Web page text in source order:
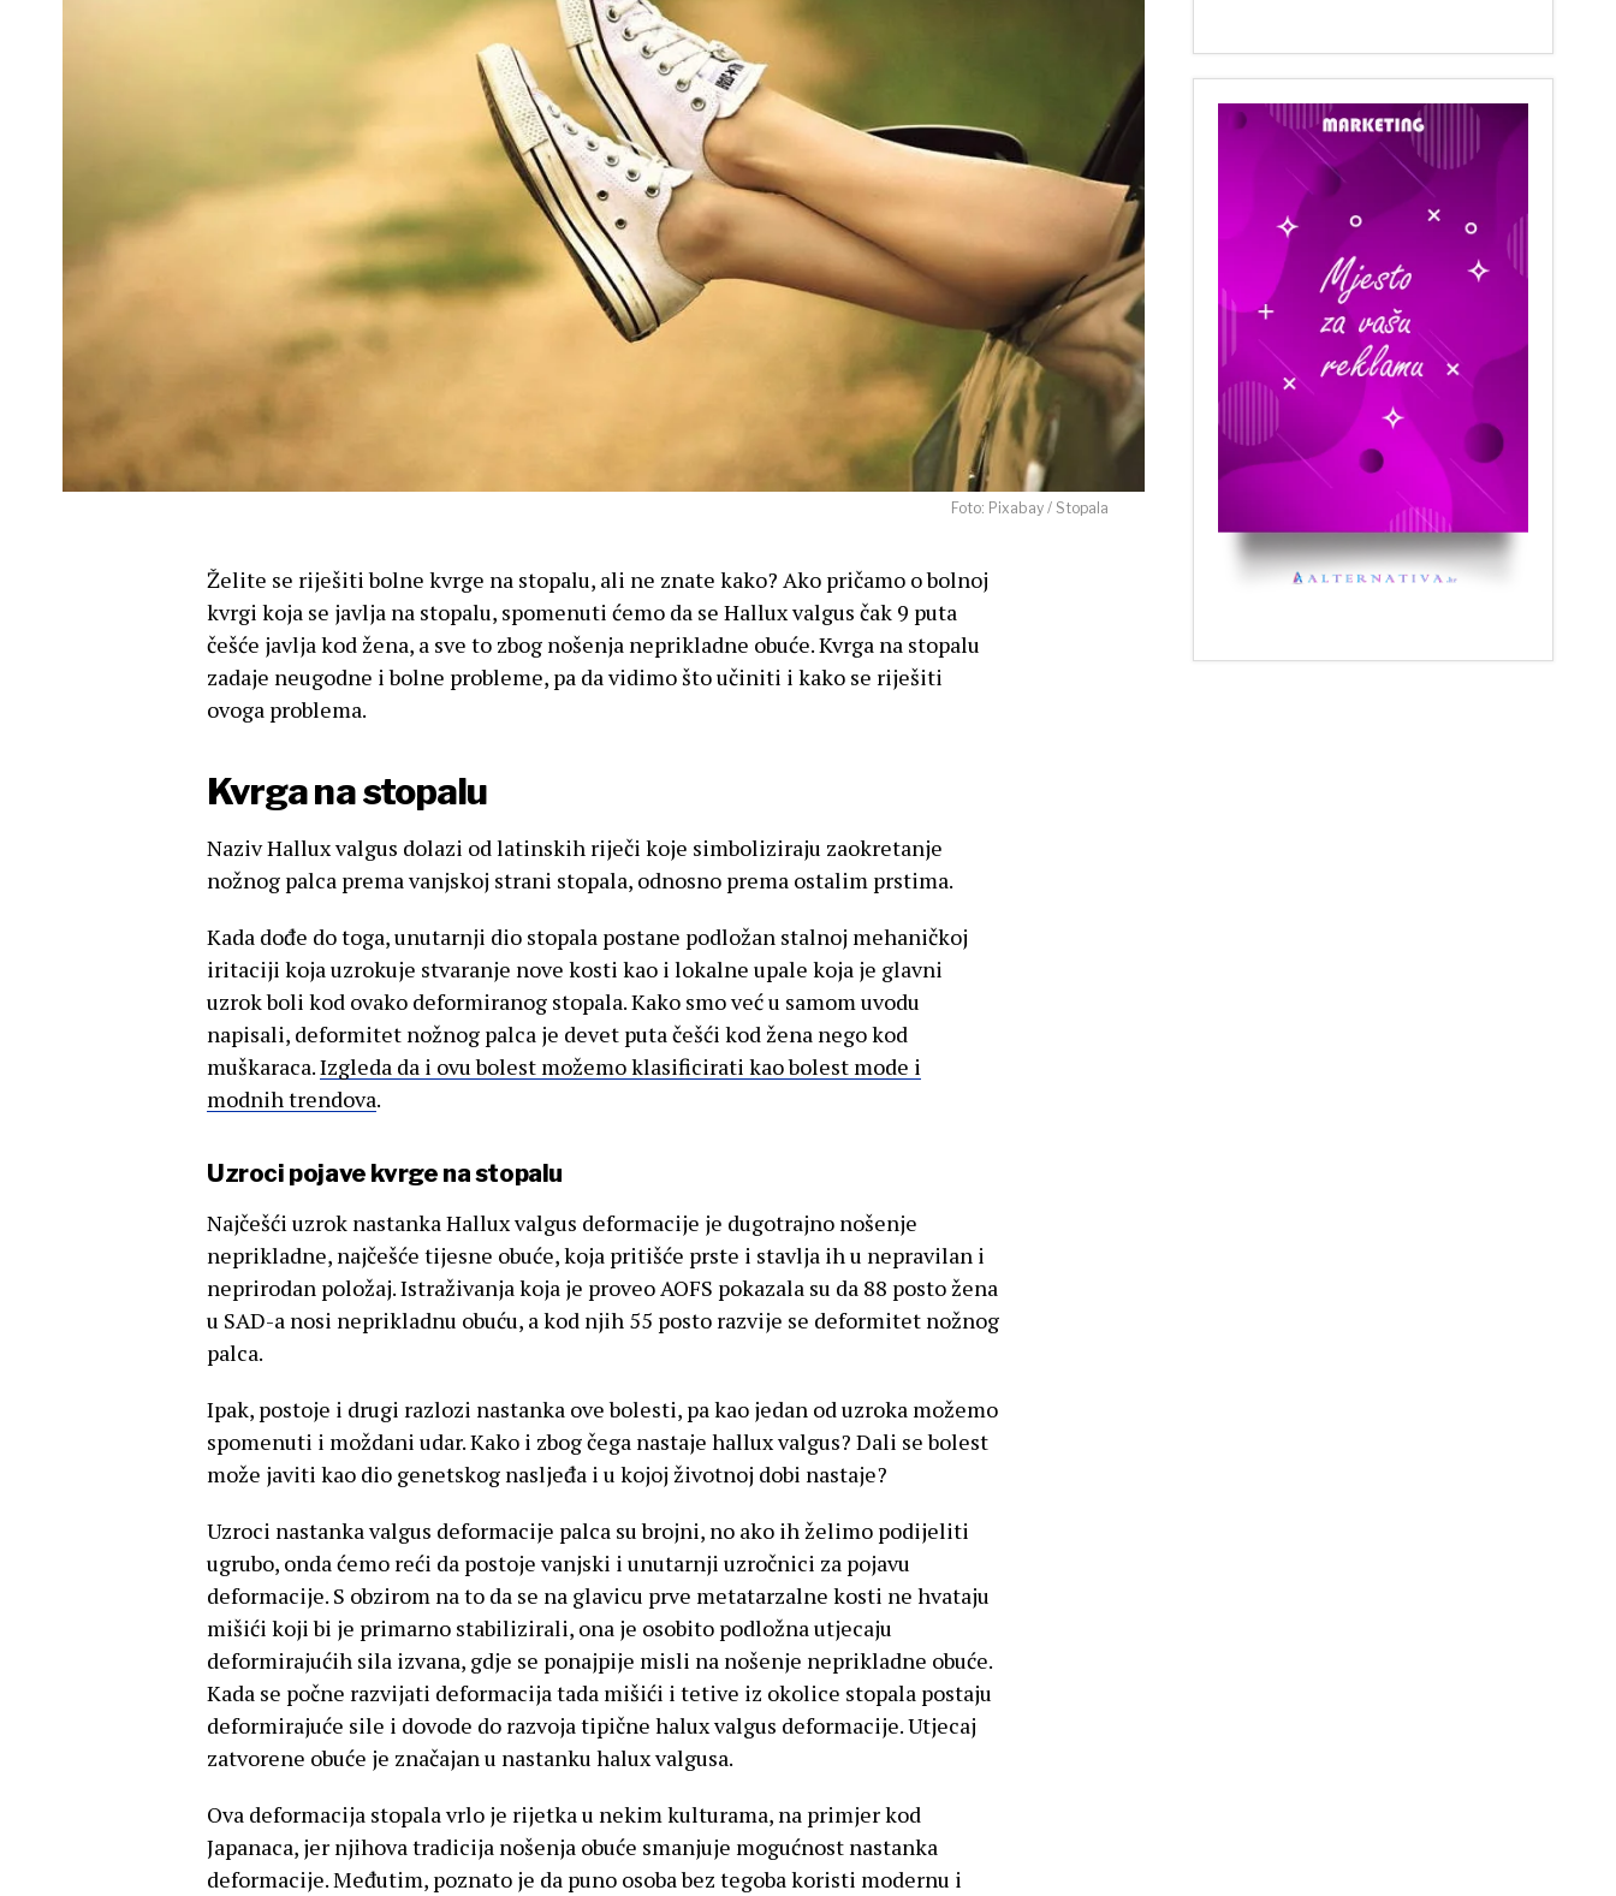
Foto: Pixabay / Stopala
Želite se riješiti bolne kvrge na stopalu, ali ne znate kako? Ako pričamo o bolnoj
kvrgi koja se javlja na stopalu, spomenuti ćemo da se Hallux valgus čak 9 puta
češće javlja kod žena, a sve to zbog nošenja neprikladne obuće. Kvrga na stopalu
zadaje neugodne i bolne probleme, pa da vidimo što učiniti i kako se riješiti
ovoga problema.
Kvrga na stopalu
Naziv Hallux valgus dolazi od latinskih riječi koje simboliziraju zaokretanje
nožnog palca prema vanjskoj strani stopala, odnosno prema ostalim prstima.
Kada dođe do toga, unutarnji dio stopala postane podložan stalnoj mehaničkoj
iritaciji koja uzrokuje stvaranje nove kosti kao i lokalne upale koja je glavni
uzrok boli kod ovako deformiranog stopala. Kako smo već u samom uvodu
napisali, deformitet nožnog palca je devet puta češći kod žena nego kod
muškaraca.Izgleda da i ovu bolest možemo klasificirati kao bolest mode i
modnih trendova.
Uzroci pojave kvrge na stopalu
Najčešći uzrok nastanka Hallux valgus deformacije je dugotrajno nošenje
neprikladne, najčešće tijesne obuće, koja pritišće prste i stavlja ih u nepravilan i
neprirodan položaj. Istraživanja koja je proveo AOFS pokazala su da 88 posto žena
u SAD-a nosi neprikladnu obuću, a kod njih 55 posto razvije se deformitet nožnog
palca.
Ipak, postoje i drugi razlozi nastanka ove bolesti, pa kao jedan od uzroka možemo
spomenuti i moždani udar. Kako i zbog čega nastaje hallux valgus? Dali se bolest
može javiti kao dio genetskog nasljeđa i u kojoj životnoj dobi nastaje?
Uzroci nastanka valgus deformacije palca su brojni, no ako ih želimo podijeliti
ugrubo, onda ćemo reći da postoje vanjski i unutarnji uzročnici za pojavu
deformacije. S obzirom na to da se na glavicu prve metatarzalne kosti ne hvataju
mišići koji bi je primarno stabilizirali, ona je osobito podložna utjecaju
deformirajućih sila izvana, gdje se ponajpije misli na nošenje neprikladne obuće.
Kada se počne razvijati deformacija tada mišići i tetive iz okolice stopala postaju
deformirajuće sile i dovode do razvoja tipične halux valgus deformacije. Utjecaj
zatvorene obuće je značajan u nastanku halux valgusa.
Ova deformacija stopala vrlo je rijetka u nekim kulturama, na primjer kod
Japanaca, jer njihova tradicija nošenja obuće smanjuje mogućnost nastanka
deformacije. Međutim, poznato je da puno osoba bez tegoba koristi modernu i